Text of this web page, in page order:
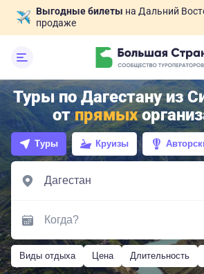
Выгодные билеты на Дальний
продаже
Туры по Дагестану из
отпрямых
Туры Круизы
Виды отдыха Цена Длительность